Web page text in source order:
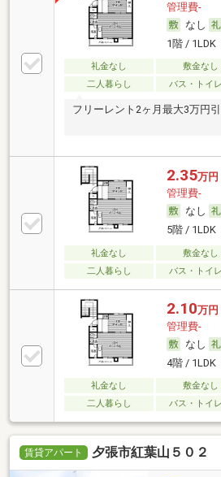
管理費-
なし
1階 / 1LDK
礼金なし 敷金なし
二人暮らし
バス・トイ
フリーレント2ヶ月最大3万円
2.35万円
管理費-
なし
5階 / 1LDK
礼金なし 敷金なし
二人暮らし
バス・トイ
2.10万円
管理費-
なし
4階 / 1LDK
礼金なし 敷金なし
二人暮らし
バス・トイ
賃貸アパート 夕張市紅葉山５０２